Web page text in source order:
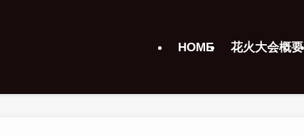
HOME 花火大会概要